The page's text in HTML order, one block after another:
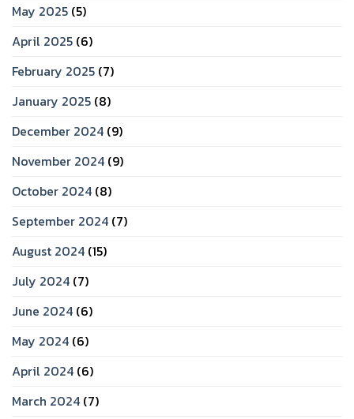
May 2025 (5)
April 2025 (6)
February 2025 (7)
January 2025 (8)
December 2024 (9)
November 2024 (9)
October 2024 (8)
September 2024 (7)
August 2024 (15)
July 2024 (7)
June 2024 (6)
May 2024 (6)
April 2024 (6)
March 2024 (7)